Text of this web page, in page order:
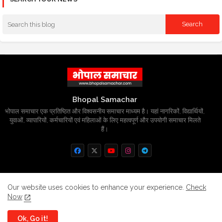
Bhopal Samachar
भोपाल समाचार एक प्रतिष्ठित और विश्वसनीय समाचार माध्यम है। यहां नागरिकों, विद्यार्थियों,
युवाओं, व्यापारियों, कर्मचारियों एवं महिलाओं के लिए महत्वपूर्ण और उपयोगी समाचार मिलते
हैं।
Home About Contact us
Privacy Policy
Our website uses cookies to enhance your experience. Check
Now
Ok, Go it!